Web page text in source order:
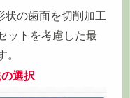
状の歯面を切削加工
ットを考慮した最
。
選択